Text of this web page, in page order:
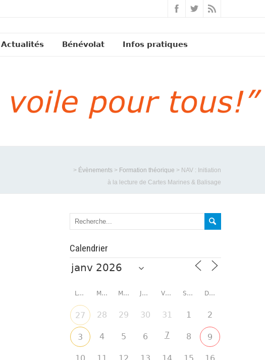
Actualités Bénévolat Infos pratiques
> Évènements > Formation théorique > NAV : Initiation
à la lecture de Cartes Marines & Balisage
Calendrier
LUNDI MARDI MERCREDI JEUDI VENDREDI SAMEDI DIMANCHE
27 28 29 30 31 1 2
3 4 5 6 7 8 9